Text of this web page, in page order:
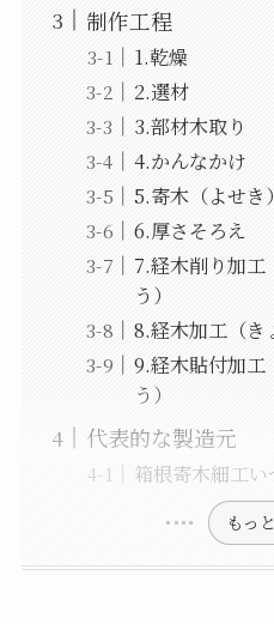
制作工程
1.乾燥
2.選材
3.部材木取り
4.かんなかけ
5.寄木（よせき）
6.厚さそろえ
7.経木削り加工
う）
8.経木加工（き
9.経木貼付加工
う）
代表的な製造元
箱根寄木細工い
もっ